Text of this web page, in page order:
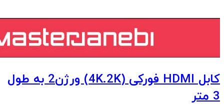
کابل HDMI فورکی (4K.2K) ورژن2 به طول
3 متر